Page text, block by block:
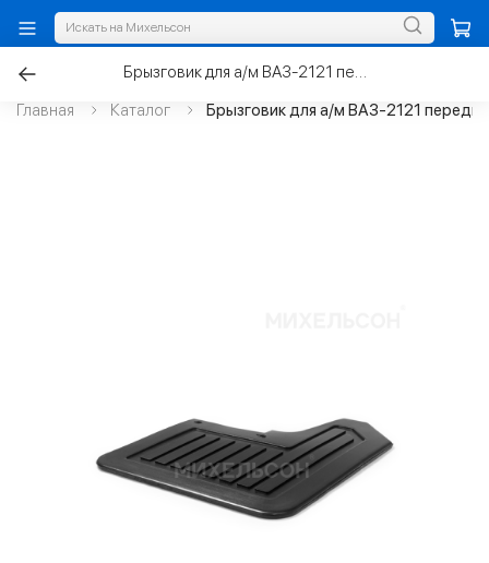
Главная Каталог Брызговик для а/м ВАЗ-2121